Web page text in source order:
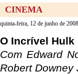
CINEMA
quinta-feira, 12 de junho de 2008
O Incrível Hulk
Com Edward
Robert Downey